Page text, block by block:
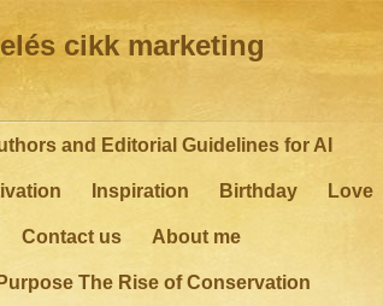
cikk marketing
and Editorial Guidelines for AI
Inspiration Birthday Love
Contact us About me
The Rise of Conservation